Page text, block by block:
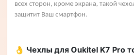
всех сторон, кроме экрана, такой
защитит Ваш смартфон.
👌 Чехлы для Oukitel K7 Pro